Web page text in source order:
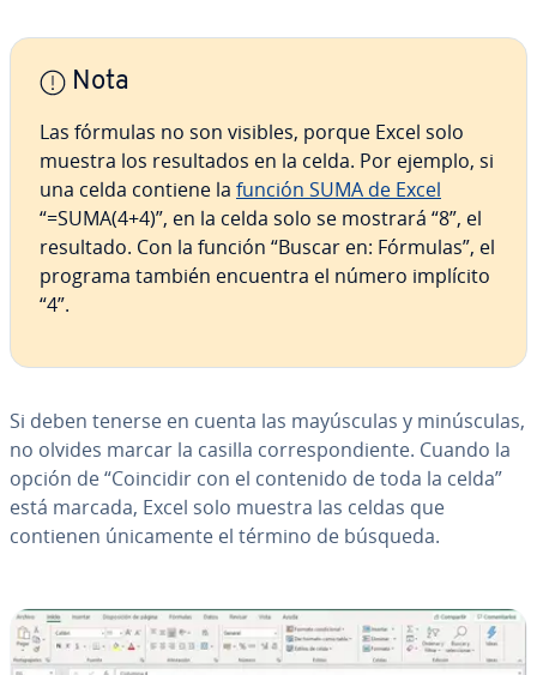
Nota
Las fórmulas no son visibles, porque Excel solo
muestra los re­su­l­ta­dos en la celda. Por ejemplo, si
una celda contiene la función SUMA de Excel
“=SUMA(4+4)”, en la celda solo se mostrará “8”, el
resultado. Con la función “Buscar en: Fórmulas”, el
programa también encuentra el número implícito
“4”.
Si deben tenerse en cuenta las ma­yú­s­cu­las y mi­nú­s­cu­las,
no olvides marcar la casilla co­rre­s­po­n­die­n­te. Cuando la
opción de “Coincidir con el contenido de toda la celda”
está marcada, Excel solo muestra las celdas que
contienen úni­ca­me­n­te el término de búsqueda.